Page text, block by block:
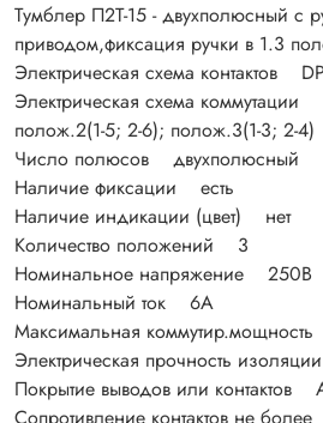
Тумблер П2Т-15 - двухполюсный с
приводом,фиксация ручки в 1.3
Электрическая схема контактов
Электрическая схема коммутации
полож.2(1-5; 2-6); полож.3(1-3; 2-4)
Число полюсов двухполюсный
Наличие фиксации есть
Наличие индикации (цвет) нет
Количество положений 3
Номинальное напряжение 250В
Номинальный ток 6А
Максимальная
Электрическая прочность
Покрытие выводов или контактов